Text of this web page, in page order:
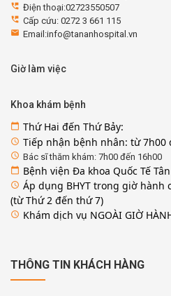
perm_phone_msg Điện thoại:02723550507
perm_phone_msg Cấp cứu: 0272 3 661 115
email Email:info@tananhospital.vn
Giờ làm việc
Khoa khám bệnh
calendar_today Thứ Hai đến Thứ Bảy:
access_time Tiếp nhận bệnh nhân: từ 7h00
access_time Bác sĩ thăm khám: 7h00 đến 16h00
calendar_today Bệnh viện Đa khoa Quốc Tế
access_time Áp dụng BHYT trong giờ hành
(từ Thứ 2 đến thứ 7)
access_time Khám dịch vụ NGOÀI GIỜ
THÔNG TIN KHÁCH HÀNG